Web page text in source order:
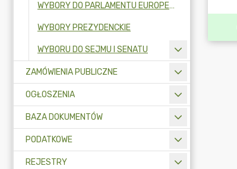
WYBORY DO PARLAMENTU EUROPEJSKIEGO
WYBORY PREZYDENCKIE
WYBORU DO SEJMU I SENATU
ZAMÓWIENIA PUBLICZNE
OGŁOSZENIA
BAZA DOKUMENTÓW
PODATKOWE
REJESTRY